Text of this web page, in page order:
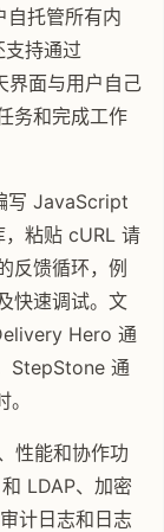
托管所有内
持通过
界面与用户自己
务和完成工作
写 JavaScript
粘贴 cURL 请
反馈循环，例
快速调试。文
Hero 通
StepStone 通
性能和协作功
LDAP、加密
计日志和日志